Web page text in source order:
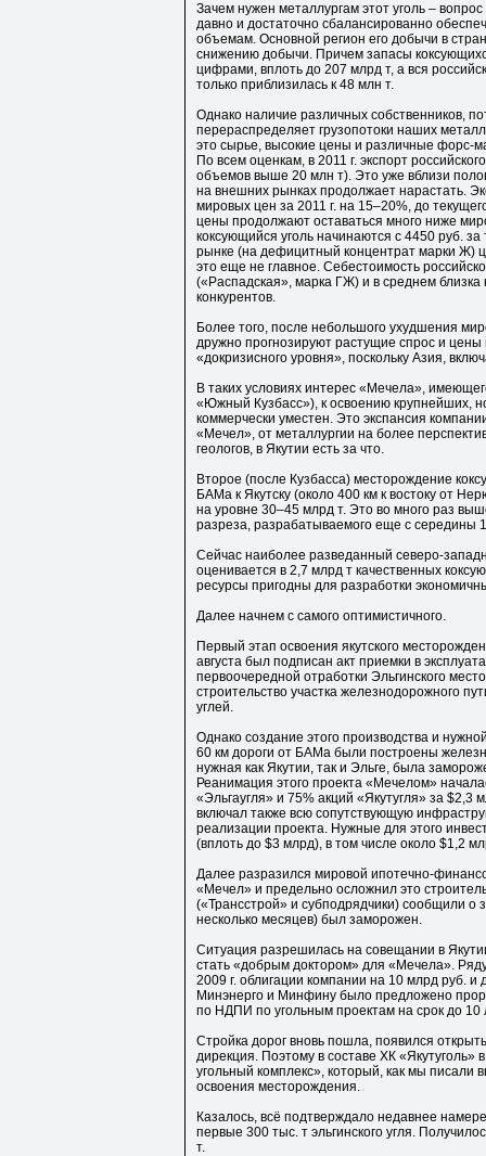
Зачем нужен металлургам этот уголь –
давно и достаточно сбалансированно
объемам. Основной регион его добычи в
снижению добычи. Причем запасы
цифрами, вплоть до 207 млрд т, а вся
только приблизилась к 48 млн т.
Однако наличие различных собственников,
перераспределяет грузопотоки наших
это сырье, высокие цены и различные форс-
По всем оценкам, в 2011 г. экспорт
объемов выше 20 млн т). Это уже вблизи
на внешних рынках продолжает нарастать.
мировых цен за 2011 г. на 15–20%, до
цены продолжают оставаться много ниже
коксующийся уголь начинаются с 4450 руб.
рынке (на дефицитный концентрат марки Ж)
это еще не главное. Себестоимость
(«Распадская», марка ГЖ) и в среднем близка
конкурентов.
Более того, после небольшого ухудшения
дружно прогнозируют растущие спрос и
«докризисного уровня», поскольку Азия,
В таких условиях интерес «Мечела»,
«Южный Кузбасс»), к освоению крупнейших,
коммерчески уместен. Это экспансия
«Мечел», от металлургии на более
геологов, в Якутии есть за что.
Второе (после Кузбасса) месторождение
БАМа к Якутску (около 400 км к востоку от
на уровне 30–45 млрд т. Это во много раз
разреза, разрабатываемого еще с середины
Сейчас наиболее разведанный северо-
оценивается в 2,7 млрд т качественных
ресурсы пригодны для разработки
Далее начнем с самого оптимистичного.
Первый этап освоения якутского
августа был подписан акт приемки в
первоочередной отработки Эльгинского
строительство участка железнодорожного
углей.
Однако создание этого производства и
60 км дороги от БАМа были построены
нужная как Якутии, так и Эльге, была
Реанимация этого проекта «Мечелом»
«Эльгаугля» и 75% акций «Якутугля» за
включал также всю сопутствующую
реализации проекта. Нужные для этого
(вплоть до $3 млрд), в том числе около $1,2
Далее разразился мировой ипотечно-
«Мечел» и предельно осложнил это
(«Трансстрой» и субподрядчики) сообщили о
несколько месяцев) был заморожен.
Ситуация разрешилась на совещании в
стать «добрым доктором» для «Мечела».
2009 г. облигации компании на 10 млрд руб.
Минэнерго и Минфину было предложено
по НДПИ по угольным проектам на срок до 10
Стройка дорог вновь пошла, появился
дирекция. Поэтому в составе ХК
угольный комплекс», который, как мы
освоения месторождения.
Казалось, всё подтверждало недавнее
первые 300 тыс. т эльгинского угля.
т.